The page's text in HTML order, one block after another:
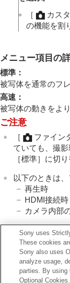
ネットワー
ファイン
モニタ
ファイ
ファイ
USB設定
一般設定
スマートフォンででき
パソコンでできること
クラウドサービスを
故障かな？と思ったら
［
カス
の機能を割
メニュー項目の
標準 ：
被写体を通常のフ
高速 ：
被写体の動きをよ
ご注意
［ ファイン
ていても、撮
［標準］ に切り
以下のときは
再生時
HDMI接続時
カメラ内部
関連項目
よく使う機能
キー/ダイヤル設
Sony uses
These cookies
Sony also uses
analyze usage,
parties. By
Optional